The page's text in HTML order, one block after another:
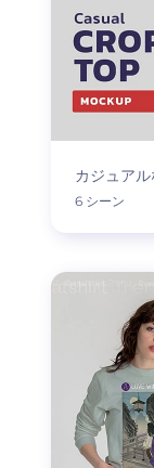
カジュア
6 シーン